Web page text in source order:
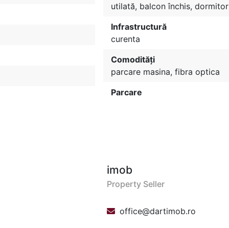
utilată, balcon închis,
Infrastructură
curenta
Comodități
parcare masina, fibra optica
Parcare
imob
Property Seller
office@dartimob.ro